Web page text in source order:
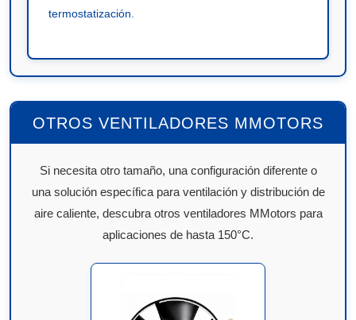
termostatización.
OTROS VENTILADORES MMOTORS
Si necesita otro tamaño, una configuración diferente o
una solución específica para ventilación y distribución de
aire caliente, descubra otros ventiladores MMotors para
aplicaciones de hasta 150°C.